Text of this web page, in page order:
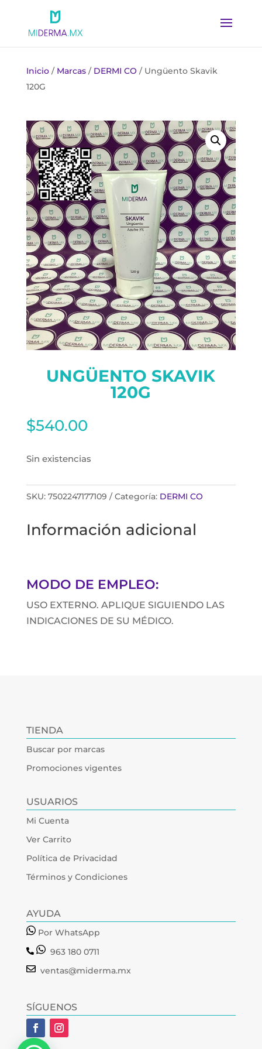
Inicio/ Marcas/ DERMI CO / Ungüento Skavik
120G
UNGÜENTO SKAVIK
120G
$540.00
Sin existencias
SKU: 7502247177109 Categoría: DERMI CO
Información adicional
MODO DE EMPLEO:
USO EXTERNO. APLIQUE SIGUIENDO LAS
INDICACIONES DE SU MÉDICO.
TIENDA
Buscar por marcas
Promociones vigentes
USUARIOS
Mi Cuenta
Ver Carrito
Política de Privacidad
Términos y Condiciones
AYUDA
Por WhatsApp
963 180 0711
ventas@miderma.mx
SÍGUENOS